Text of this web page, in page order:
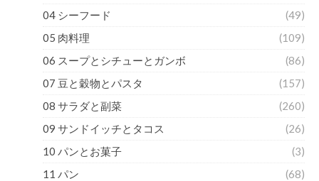
04 シーフード
(49)
05 肉料理
(109)
06 スープとシチューとガンボ
(86)
07 豆と穀物とパスタ
(157)
08 サラダと副菜
(260)
09 サンドイッチとタコス
(26)
10 パンとお菓子
(3)
11 パン
(68)